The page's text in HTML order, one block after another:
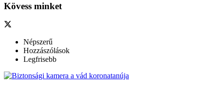
Kövess minket
Népszerű
Hozzászólások
Legfrisebb